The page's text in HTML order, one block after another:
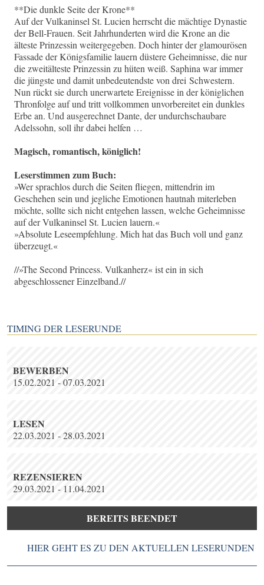
**Die dunkle Seite der Krone**
Auf der Vulkaninsel St. Lucien herrscht die mächtige Dynastie
der Bell-Frauen. Seit Jahrhunderten wird die Krone an die
älteste Prinzessin weitergegeben. Doch hinter der glamourösen
Fassade der Königsfamilie lauern düstere Geheimnisse, die nur
die zweitälteste Prinzessin zu hüten weiß. Saphina war immer
die jüngste und damit unbedeutendste von drei Schwestern.
Nun rückt sie durch unerwartete Ereignisse in der königlichen
Thronfolge auf und tritt vollkommen unvorbereitet ein dunkles
Erbe an. Und ausgerechnet Dante, der undurchschaubare
Adelssohn, soll ihr dabei helfen …
Magisch, romantisch, königlich!
Leserstimmen zum Buch:
»Wer sprachlos durch die Seiten fliegen, mittendrin im
Geschehen sein und jegliche Emotionen hautnah miterleben
möchte, sollte sich nicht entgehen lassen, welche Geheimnisse
auf der Vulkaninsel St. Lucien lauern.«
»Absolute Leseempfehlung. Mich hat das Buch voll und ganz
überzeugt.«
//»The Second Princess. Vulkanherz« ist ein in sich
abgeschlossener Einzelband.//
TIMING DER LESERUNDE
BEWERBEN
15.02.2021 - 07.03.2021
LESEN
22.03.2021 - 28.03.2021
REZENSIEREN
29.03.2021 - 11.04.2021
BEREITS BEENDET
HIER GEHT ES ZU DEN AKTUELLEN LESERUNDEN